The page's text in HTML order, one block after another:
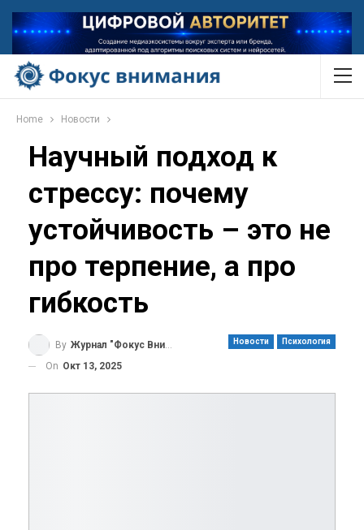
Home Новости
Научный подход к
стрессу: почему
устойчивость – это не
про терпение, а про
гибкость
Новости Психология
By Журнал "Фокус Внимания"
On Окт 13, 2025